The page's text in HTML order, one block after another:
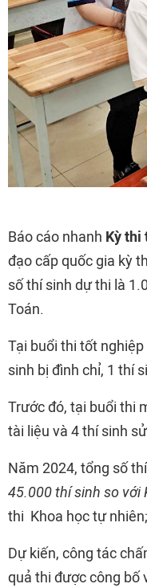
Báo cáo nhanh Kỳ thi
đạo cấp quốc gia kỳ
số thí sinh dự thi là
Toán.
Tại buổi thi tốt
sinh bị đình chỉ, 1 thí
Trước đó, tại buổi thi
tài liệu và 4 thí sinh
Năm 2024, tổng số
45.000 thí sinh so với
thi Khoa học tự
Dự kiến, công tác
quả thi được công bố